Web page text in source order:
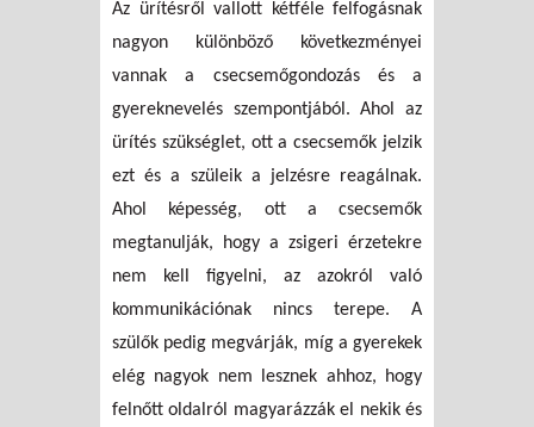
Az ürítésről vallott kétféle felfogásnak
nagyon különböző következményei
vannak a csecsemőgondozás és a
gyereknevelés szempontjából. Ahol az
ürítés szükséglet, ott a csecsemők jelzik
ezt és a szüleik a jelzésre reagálnak.
Ahol képesség, ott a csecsemők
megtanulják, hogy a zsigeri érzetekre
nem kell figyelni, az azokról való
kommunikációnak nincs terepe. A
szülők pedig megvárják, míg a gyerekek
elég nagyok nem lesznek ahhoz, hogy
felnőtt oldalról magyarázzák el nekik és